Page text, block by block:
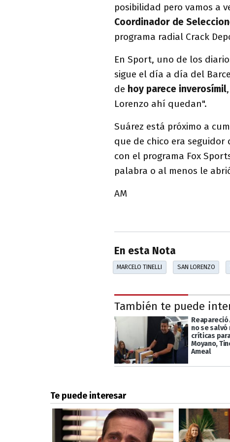
posibilidad pero vamos a
Coordinador de
programa radial Crack
En Sport, uno de los
sigue el día a día del
de hoy parece inverosímil
Lorenzo ahí quedan".
Suárez está próximo a
que de chico era
con el programa Fox
palabra o al menos le
AM
En esta Nota
MARCELO TINELLI SAN LORENZO
También te puede
Reapareció
no se salvó
críticas
Moyano,
Ameal